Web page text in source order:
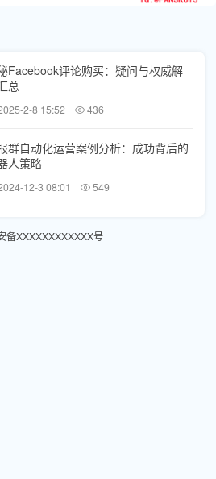
Facebook评论购买：疑问与权威解
总
2-8 15:52 436
群自动化运营案例分析：成功背后的
人策略
12-3 08:01 549
备XXXXXXXXXXXX号